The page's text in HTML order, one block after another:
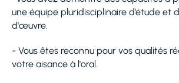
une équipe pluridisciplinaire d’étude et
d'œuvre.
- Vous êtes reconnu pour vos qualités
votre aisance à l'oral.